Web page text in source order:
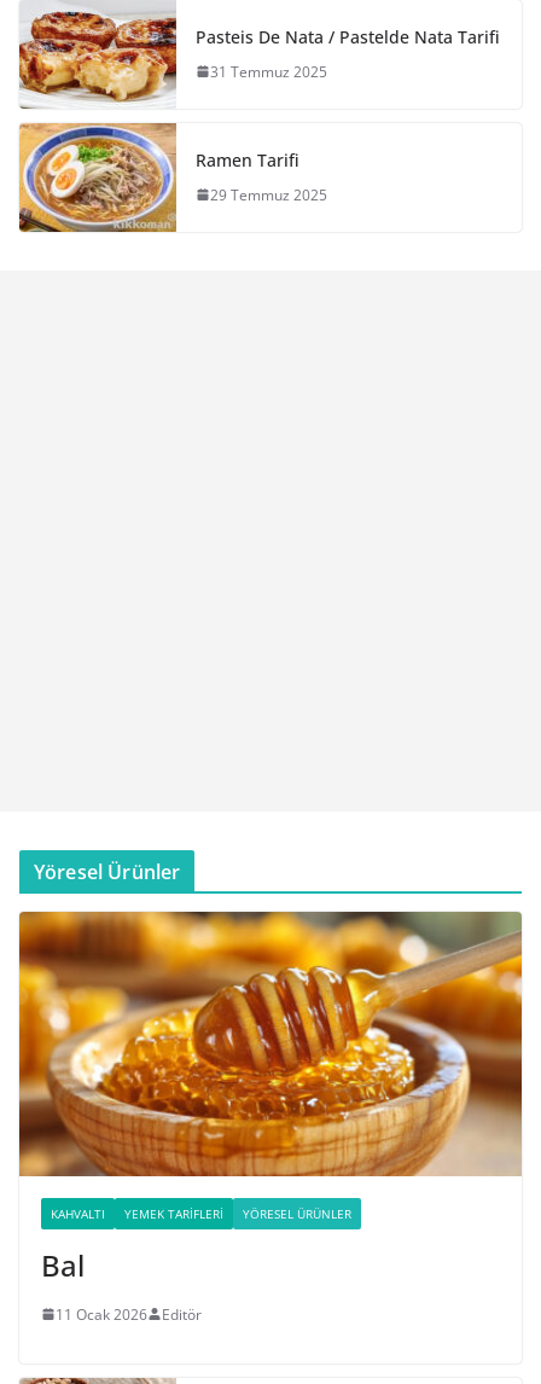
Pasteis De Nata / Pastelde Nata Tarifi
31 Temmuz 2025
Ramen Tarifi
29 Temmuz 2025
Yöresel Ürünler
KAHVALTI YEMEK TARIFLERI YÖRESEL ÜRÜNLER
Bal
11 Ocak 2026 Editör